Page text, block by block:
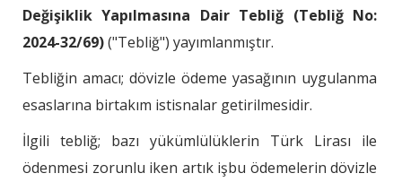
Değişiklik Yapılmasına Dair Tebliğ (Tebliğ No:
2024-32/69)("Tebliğ") yayımlanmıştır.
Tebliğin amacı; dövizle ödeme yasağının uygulanma
esaslarına birtakım istisnalar getirilmesidir.
İlgili tebliğ; bazı yükümlülüklerin Türk Lirası ile
ödenmesi zorunlu iken artık işbu ödemelerin dövizle